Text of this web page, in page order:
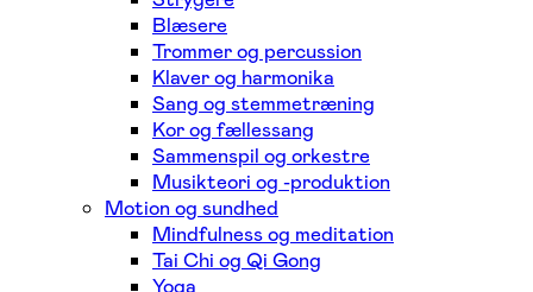
Blæsere
Trommer og percussion
Klaver og harmonika
Sang og stemmetræning
Kor og fællessang
Sammenspil og orkestre
Musikteori og -produktion
Motion og sundhed
Mindfulness og meditation
Tai Chi og Qi Gong
Yoga